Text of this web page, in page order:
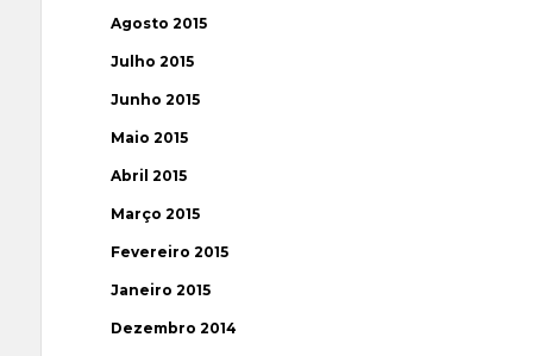
Agosto 2015
Julho 2015
Junho 2015
Maio 2015
Abril 2015
Março 2015
Fevereiro 2015
Janeiro 2015
Dezembro 2014